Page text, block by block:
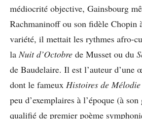
médiocrité objective, Gainsbourg
Rachmaninoff ou son fidèle Chopin
variété, il mettait les rythmes afro-
laNuit d’Octobre de Musset ou du
de Baudelaire. Il est l’auteur d’une
dont le fameux Histoires de
peu d’exemplaires à l’époque (à
qualifié de premier poème